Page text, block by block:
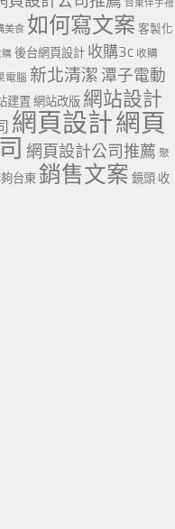
台東伴手禮
美食 如何寫文案 客製化
後台網頁設計 收購3c 收購
電腦 新北清潔 潭子電動
建置 網站改版 網站設計
網頁設計網頁
網頁設計公司推薦 聚
台東 銷售文案 鏡頭 收